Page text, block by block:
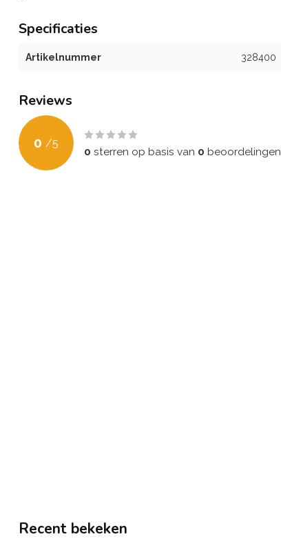
Specificaties
Artikelnummer 328400
Reviews
0 /5
0 sterren op basis van 0 beoordelingen
Recent bekeken